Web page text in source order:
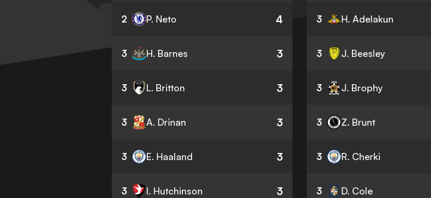
2 P. Neto 4
3 H. Barnes 3
3 L. Britton 3
3 A. Drinan 3
3 E. Haaland 3
3 I. Hutchinson 3
3 H. Adelakun
3 J. Beesley
3 J. Brophy
3 Z. Brunt
3 R. Cherki
3 D. Cole